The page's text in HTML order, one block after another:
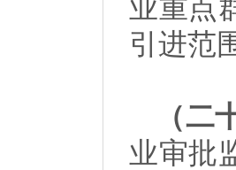
业重点
引进范
（二
业审批